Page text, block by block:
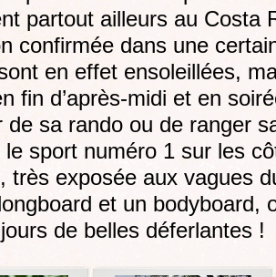
partout ailleurs au Costa
confirmée dans une
en effet ensoleillées,
fin d’après-midi et en
de sa rando ou de ranger
sport numéro 1 sur les
très exposée aux vagues
et un bodyboard,
de belles déferlantes !